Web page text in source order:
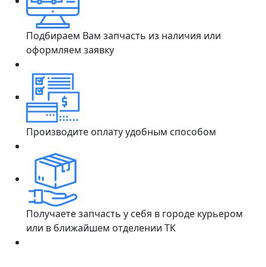
Подбираем Вам запчасть из наличия или
оформляем заявку
Производите оплату удобным способом
Получаете запчасть у себя в городе курьером
или в ближайшем отделении ТК